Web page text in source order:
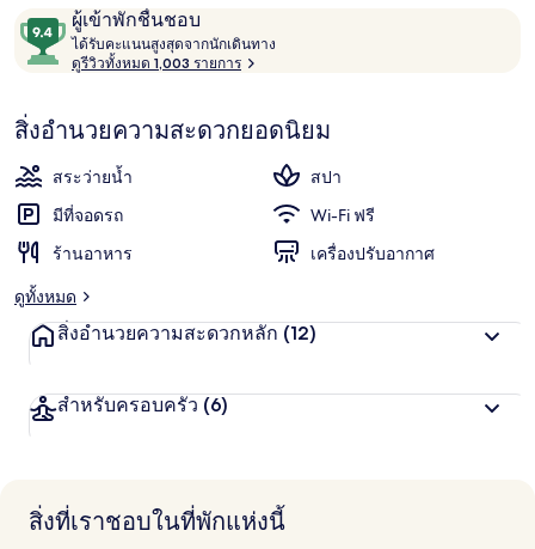
รีวิว ผู้เข้าพักชื่นชอบ
9.4
จาก
10,
เข้า
ชอบ
ได้รับคะแนนสูงสุดจากนักเดินทาง
ค
แ
น
น
สู
ง
จ
า
า
ง
ดูรีวิวทั้งหมด 1,003 รายการ
สิ่งอำนวยความสะดวกยอดนิยม
สระว่ายน้ำ
สปา
มีที่จอดรถ
Wi-Fi ฟรี
ร้านอาหาร
เครื่องปรับอากาศ
ดูทั้งหมด
สิ่งอำนวยความสะดวกหลัก (12)
สำหรับครอบครัว (6)
สิ่งที่เราชอบในที่พักแห่งนี้